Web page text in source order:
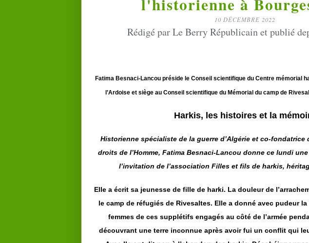
10 DÉCEMBRE 2022
Rédigé par Le Berry Républicain et publié
Fatima Besnaci-Lancou préside le Conseil scientifique du Centre mémorial
l’Ardoise et siège au Conseil scientifique du Mémorial du camp de
Harkis, les histoires et la
Historienne spécialiste de la guerre d’Algérie et co-fondatrice
droits de l’Homme, Fatima Besnaci-Lancou donne ce lundi
l’invitation de l’association Filles et fils de harkis,
Elle a écrit sa jeunesse de fille de harki. La douleur de
le camp de réfugiés de Rivesaltes. Elle a donné avec pudeur
femmes de ces supplétifs engagés au côté de l’armée
découvrant une terre inconnue après avoir fui un conflit qui